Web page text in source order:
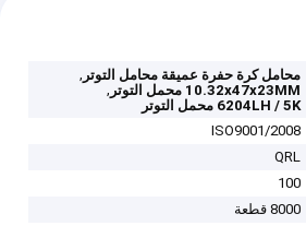
محامل كرة حفرة عميقة محامل التوتر ,
10.32x47x23MM محمل التوتر
,
6204LH / 5K محمل التوتر
ISO9001/2008
QRL
100
8000 قطعة